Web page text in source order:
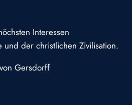
Interessen
und der christlichen Zivilisation.
Gersdorff